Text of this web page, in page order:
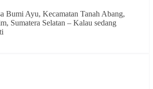
Bumi Ayu, Kecamatan Tanah Abang,
Sumatera Selatan – Kalau sedang